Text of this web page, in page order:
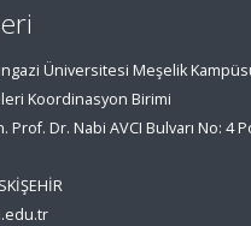
Üniversitesi Meşelik
Koordinasyon Birimi
Prof. Dr. Nabi AVCI Bulvarı No: 4